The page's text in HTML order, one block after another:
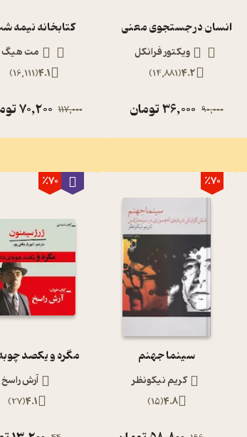
انسان در جستجوی معنی
ویکتور فرانکل
4.2
(
14,881
)
90,000
36,000تومان
کتابخانه نیمه
مت هیگ
4.1
(
16,111
)
117,000
70,200
٪70
سینما جهنم
کریم نیکونظر
4.8
(
15
)
٪70
مگره و یکصد
آرش راسخ
4.1
(
27
)